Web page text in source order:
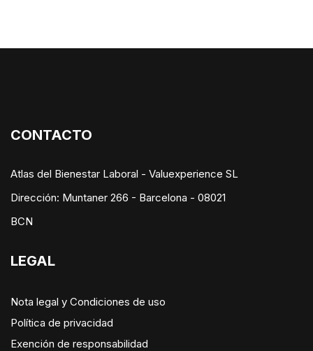
CONTACTO
Atlas del Bienestar Laboral - Valuexperience SL
Dirección: Muntaner 266 - Barcelona - 08021
BCN
LEGAL
Nota legal y Condiciones de uso
Política de privacidad
Exención de responsabilidad